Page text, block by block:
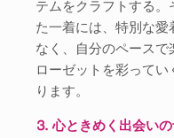
テムをクラフトする。
た一着には、特別な愛
なく、自分のペースで
ローゼットを彩って
ります。
⒊ 心ときめく出会い